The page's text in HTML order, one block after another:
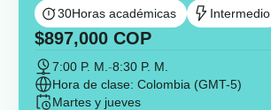
30Horas académicas Intermedio
$897,000 COP
7:00 P. M. -8:30 P. M.
Hora de clase: Colombia (GMT-5)
Martes y jueves